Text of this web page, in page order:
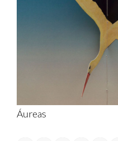
Áureas